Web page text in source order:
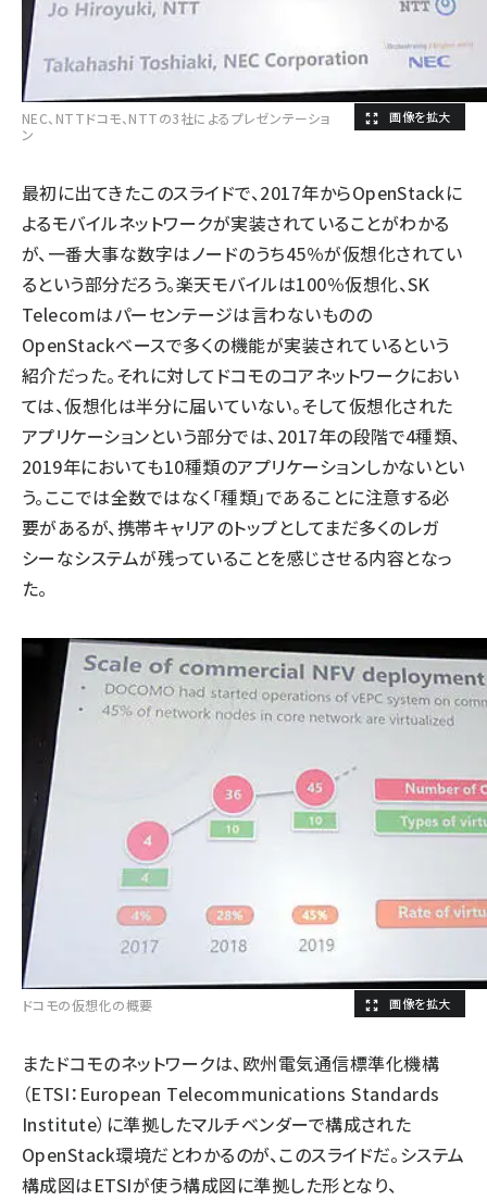
NEC、NTTドコモ、NTTの3社によるプレゼンテーショ
ン
最初に出てきたこのスライドで、2017年からOpenStackに
よるモバイルネットワークが実装されていることがわかる
が、一番大事な数字はノードのうち45％が仮想化されてい
るという部分だろう。楽天モバイルは100％仮想化、SK
Telecomはパーセンテージは言わないものの
OpenStackベースで多くの機能が実装されているという
紹介だった。それに対してドコモのコアネットワークにおい
ては、仮想化は半分に届いていない。そして仮想化された
アプリケーションという部分では、2017年の段階で4種類、
2019年においても10種類のアプリケーションしかないとい
う。ここでは全数ではなく「種類」であることに注意する必
要があるが、携帯キャリアのトップとしてまだ多くのレガ
シーなシステムが残っていることを感じさせる内容となっ
た。
ドコモの仮想化の概要
またドコモのネットワークは、欧州電気通信標準化機構
（ETSI：European Telecommunications Standards
Institute）に準拠したマルチベンダーで構成された
OpenStack環境だとわかるのが、このスライドだ。システム
構成図はETSIが使う構成図に準拠した形となり、